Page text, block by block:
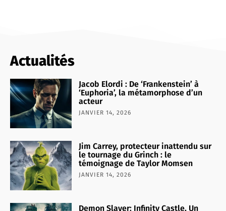
Actualités
Jacob Elordi : De ‘Frankenstein’ à
‘Euphoria’, la métamorphose d’un
acteur
JANVIER 14, 2026
Jim Carrey, protecteur inattendu sur
le tournage du Grinch : le
témoignage de Taylor Momsen
JANVIER 14, 2026
Demon Slayer: Infinity Castle, Un